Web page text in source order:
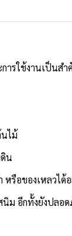
ารใช้งานเป็นสำ
ไม้
น
รือของเหลวได้
อีกทั้งยังปลอด